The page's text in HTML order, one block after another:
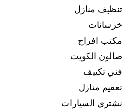
تنظيف منازل
خرسانات
مكتب افراح
صالون الكويت
فني تكييف
تعقيم منازل
نشتري السيارات